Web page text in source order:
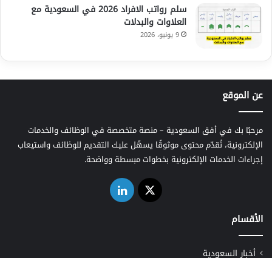
سلم رواتب الافراد 2026 في السعودية مع
العلاوات والبدلات
9 يونيو، 2026
عن الموقع
مرحبًا بك في أفق السعودية – منصة متخصصة في الوظائف والخدمات
الإلكترونية، نُقدّم محتوى موثوقًا يسهّل عليك التقديم للوظائف واستيعاب
إجراءات الخدمات الإلكترونية بخطوات مبسطة وواضحة.
‫X لينكدإن
الأقسام
أخبار السعودية